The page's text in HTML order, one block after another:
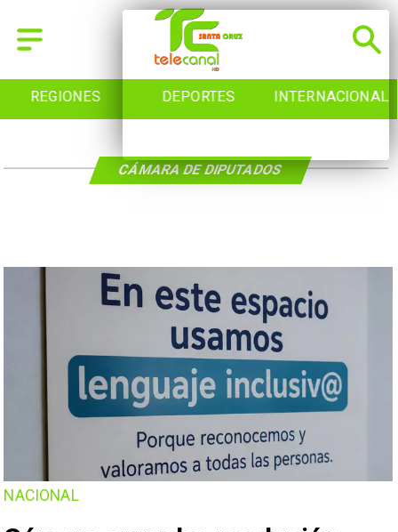
REGIONES DEPORTES INTERNACIONAL
NACIONAL
CÁMARA DE DIPUTADOS